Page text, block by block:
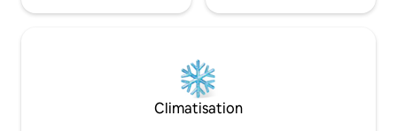
Climatisation